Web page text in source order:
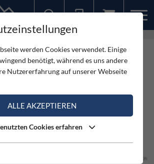
im Glockner Drama Prozess
Erfrierungstod am Großglockner Schuldspruch
werden Cookies verwendet. Einige
benötigt, während es uns andere
Nutzererfahrung auf unserer Webseite
ALLE AKZEPTIEREN
Cookies erfahren